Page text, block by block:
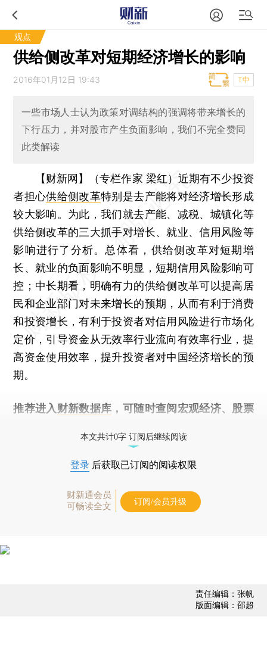
观点
供给侧改革对短期经济增长的影响
2016年01月12日 19:43 T中
一些市场人士认为政策对调结构的强调将带来增长的
下行压力，并对股市产生负面影响，我们不完全赞同
此类解读
【财新网】（专栏作家 梁红）近期有不少投资
者担心供给侧改革特别是去产能将对经济增长形成
较大影响。为此，我们就去产能、减税、城镇化等
供给侧改革的三大抓手对增长、就业、信用风险等
影响进行了分析。总体看，供给侧改革对短期增
长、就业的负面影响不明显，短期信用风险影响可
控；中长期看，明确有力的供给侧改革可以提高居
民和企业部门对未来增长的预期，从而有利于消费
和投资增长，有利于投资者对信用风险进行市场化
定价，引导资金从无效率行业流向有效率行业，提
高资金使用效率，提升投资者对中国经济增长的预
期。
推荐进入 财新数据库 ，可随时查阅宏观经济、股票
本文共计0字 订阅后继续阅读
登录 后获取已订阅的阅读权限
财新通会员
可畅读全文
订阅/会员升级
责任编辑：张帆
版面编辑：邵超